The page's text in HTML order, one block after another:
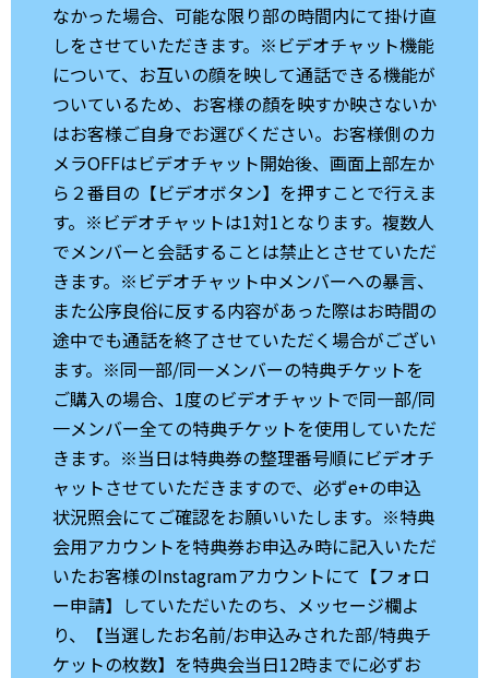
なかった場合、可能な限り部の時間内にて掛け直
しをさせていただきます。※ビデオチャット機能
について、お互いの顔を映して通話できる機能が
ついているため、お客様の顏を映すか映さないか
はお客様ご自身でお選びください。お客様側のカ
メラOFFはビデオチャット開始後、画面上部左か
ら２番目の【ビデオボタン】を押すことで行えま
す。※ビデオチャットは1対1となります。複数人
でメンバーと会話することは禁止とさせていただ
きます。※ビデオチャット中メンバーへの暴言、
また公序良俗に反する内容があった際はお時間の
途中でも通話を終了させていただく場合がござい
ます。※同一部/同一メンバーの特典チケットを
ご購入の場合、1度のビデオチャットで同一部/同
一メンバー全ての特典チケットを使用していただ
きます。※当日は特典券の整理番号順にビデオチ
ャットさせていただきますので、必ずe+の申込
状況照会にてご確認をお願いいたします。※特典
会用アカウントを特典券お申込み時に記入いただ
いたお客様のInstagramアカウントにて【フォロ
ー申請】していただいたのち、メッセージ欄よ
り、【当選したお名前/お申込みされた部/特典チ
ケットの枚数】を特典会当日12時までに必ずお